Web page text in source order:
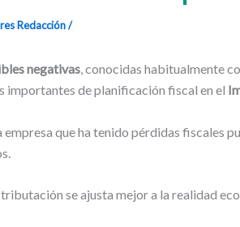
Redacción/
negativas, conocidas habitualmente
importantes de planificación fiscal en el
empresa que ha tenido pérdidas fiscales
se ajusta mejor a la realidad